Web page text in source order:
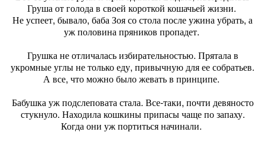
Груша от голода в своей короткой кошачьей жизни.
Не успеет, бывало, баба Зоя со стола после ужина убрать, а
уж половина пряников пропадет.
Грушка не отличалась избирательностью. Прятала в
укромные углы не только еду, привычную для ее собратьев.
А все, что можно было жевать в принципе.
Бабушка уж подслеповата стала. Все-таки, почти девяносто
стукнуло. Находила кошкины припасы чаще по запаху.
Когда они уж портиться начинали.